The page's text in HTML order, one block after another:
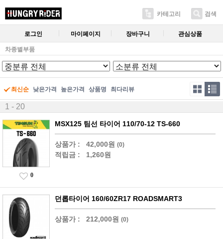
카테고리 검색
로그인 마이페이지 장바구니 관심상품
차종별부품
최신순 낮은가격 높은가격 상품명 최다리뷰
1 - 20
MSX125 팀선 타이어 110/70-12 TS-660
상품가 : 42,000원 (0)
적립금 : 1,260원
0
던롭타이어 160/60ZR17 ROADSMART3
상품가 : 212,000원 (0)